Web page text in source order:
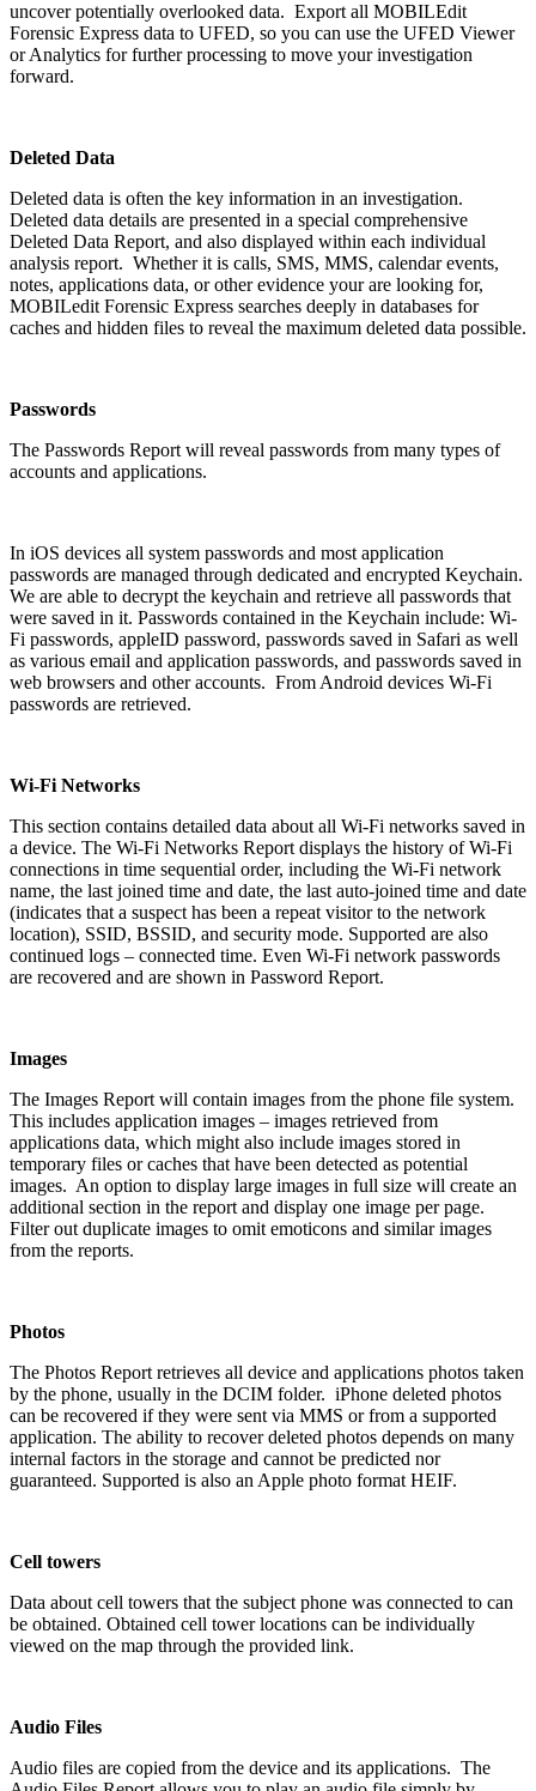
uncover potentially overlooked data. Export all MOBILEdit
Forensic Express data to UFED, so you can use the UFED Viewer
or Analytics for further processing to move your investigation
forward.
Deleted Data
Deleted data is often the key information in an investigation.
Deleted data details are presented in a special comprehensive
Deleted Data Report, and also displayed within each individual
analysis report. Whether it is calls, SMS, MMS, calendar events,
notes, applications data, or other evidence your are looking for,
MOBILedit Forensic Express searches deeply in databases for
caches and hidden files to reveal the maximum deleted data possible.
Passwords
The Passwords Report will reveal passwords from many types of
accounts and applications.
In iOS devices all system passwords and most application
passwords are managed through dedicated and encrypted Keychain.
We are able to decrypt the keychain and retrieve all passwords that
were saved in it. Passwords contained in the Keychain include: Wi-
Fi passwords, appleID password, passwords saved in Safari as well
as various email and application passwords, and passwords saved in
web browsers and other accounts. From Android devices Wi-Fi
passwords are retrieved.
Wi-Fi Networks
This section contains detailed data about all Wi-Fi networks saved in
a device. The Wi-Fi Networks Report displays the history of Wi-Fi
connections in time sequential order, including the Wi-Fi network
name, the last joined time and date, the last auto-joined time and date
(indicates that a suspect has been a repeat visitor to the network
location), SSID, BSSID, and security mode. Supported are also
continued logs – connected time. Even Wi-Fi network passwords
are recovered and are shown in Password Report.
Images
The Images Report will contain images from the phone file system.
This includes application images – images retrieved from
applications data, which might also include images stored in
temporary files or caches that have been detected as potential
images. An option to display large images in full size will create an
additional section in the report and display one image per page.
Filter out duplicate images to omit emoticons and similar images
from the reports.
Photos
The Photos Report retrieves all device and applications photos taken
by the phone, usually in the DCIM folder. iPhone deleted photos
can be recovered if they were sent via MMS or from a supported
application. The ability to recover deleted photos depends on many
internal factors in the storage and cannot be predicted nor
guaranteed. Supported is also an Apple photo format HEIF.
Cell towers
Data about cell towers that the subject phone was connected to can
be obtained. Obtained cell tower locations can be individually
viewed on the map through the provided link.
Audio Files
Audio files are copied from the device and its applications. The